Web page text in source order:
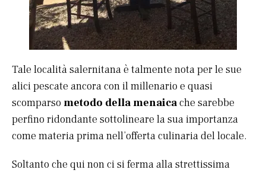
Tale località salernitana è talmente nota per le sue
alici pescate ancora con il millenario e quasi
scomparso metodo della menaicache sarebbe
perfino ridondante sottolineare la sua importanza
come materia prima nell’offerta culinaria del locale.
Soltanto che qui non ci si ferma alla strettissima